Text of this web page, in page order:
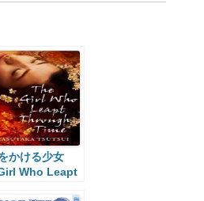
かける少女
Who Leapt